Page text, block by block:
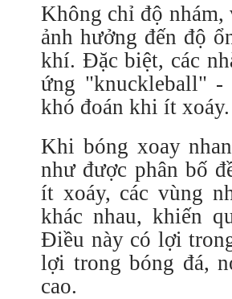
Không chỉ độ
ảnh hưởng đến độ
khí. Đặc biệt, các
ứng "knuckleball"
khó đoán khi ít xoáy.
Khi bóng xoay
như được phân bố
ít xoáy, các vùng
khác nhau, khiến
Điều này có lợi
lợi trong bóng đá,
cao.